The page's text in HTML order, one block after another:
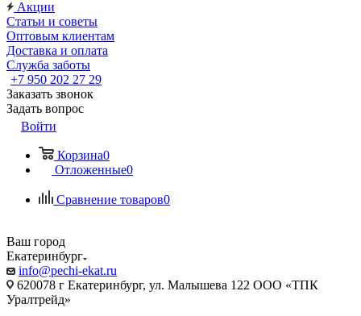
Акции
Статьи и советы
Оптовым клиентам
Доставка и оплата
Служба заботы
+7 950 202 27 29
Заказать звонок
Задать вопрос
Войти
Корзина0
Отложенные0
Сравнение товаров0
Ваш город
Екатеринбург
info@pechi-ekat.ru
620078 г Екатеринбург, ул. Малышева 122 ООО «ТПК
Уралтрейд»